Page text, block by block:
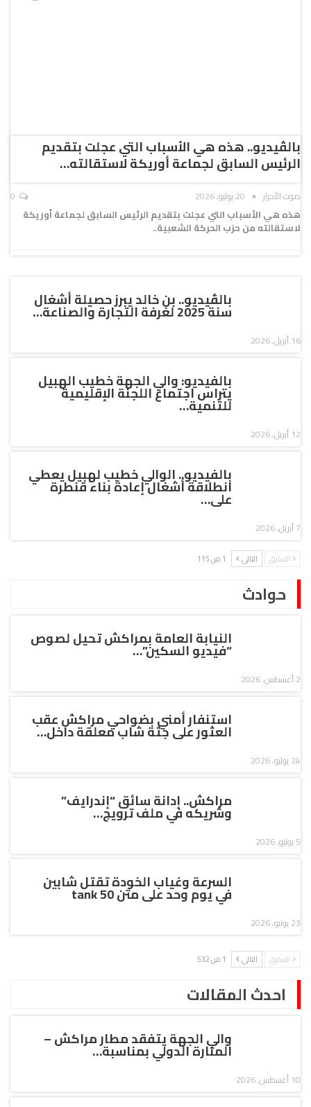
بالڤيديو.. هذه هي الأسباب التي عجلت بتقديم
الرئيس السابق لجماعة أوريكة لاستقالته…
صوت الأحرار 20 يوليو, 2026
هذه هي الأسباب التي عجلت بتقديم الرئيس السابق لجماعة أوريكة
لاستقالته من حزب الحركة الشعبية..
بالڤيديو.. بن خالد يبرز حصيلة أشغال
سنة 2025 لغرفة التجارة والصناعة…
16 أبريل, 2026
بالفيديو: والي الجهة خطيب الهبيل
يتراس اجتماع اللجنة الإقليمية
للتنمية…
12 أبريل, 2026
بالفيديو.. الوالي خطيب لهبيل يعطي
انطلاقة أشغال إعادة بناء قنطرة
على…
7 أبريل, 2026
السابق التالي 1 من 115
حوادث
النيابة العامة بمراكش تحيل لصوص
“فيديو السكين”…
2 أغسطس, 2026
استنفار أمني بضواحي مراكش عقب
العثور على جثة شاب معلقة داخل…
24 يوليو, 2026
مراكش.. إدانة سائق “إندرايف”
وشريكه في ملف ترويج…
5 يوليو, 2026
السرعة وغياب الخودة تقتل شابين
في يوم وحد على متن tank 50
23 يونيو, 2026
السابق التالي 1 من 532
احدث المقالات
والي الجهة يتفقد مطار مراكش –
المنارة الدولي بمناسبة…
10 أغسطس, 2026